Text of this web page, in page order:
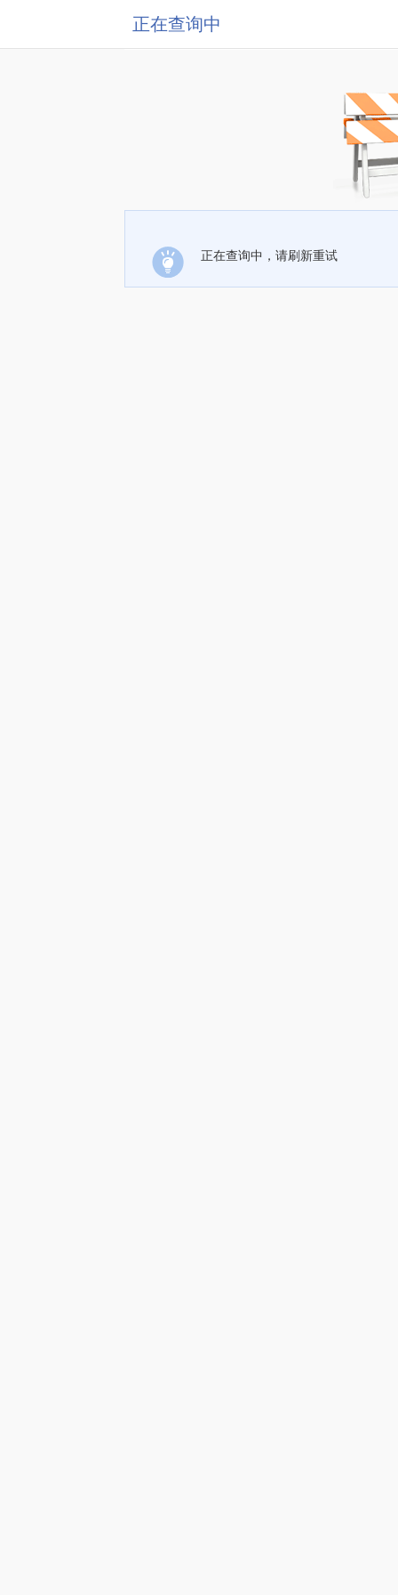
正在查询中
正在查询中，请刷新重试